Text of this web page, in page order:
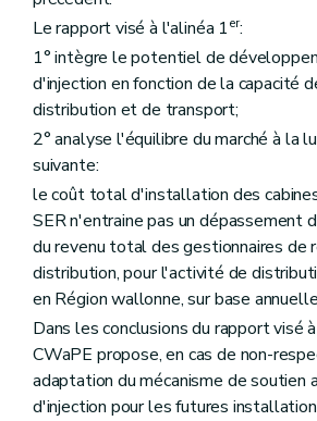
Le rapport visé à l'alinéa 1er:
1° intègre le potentiel de
d'injection en fonction de la capacité
distribution et de transport;
2° analyse l'équilibre du marché à la
suivante:
le coût total d'installation des
SER n'entraine pas un dépassement
du revenu total des gestionnaires de
distribution, pour l'activité de
en Région wallonne, sur base
Dans les conclusions du rapport visé
CWaPE propose, en cas de non-
adaptation du mécanisme de soutien
d'injection pour les futures